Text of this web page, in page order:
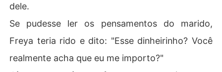
dele.
Se pudesse ler os pensamentos do marido,
Freya teria rido e dito: "Esse dinheirinho? Você
realmente acha que eu me importo?"